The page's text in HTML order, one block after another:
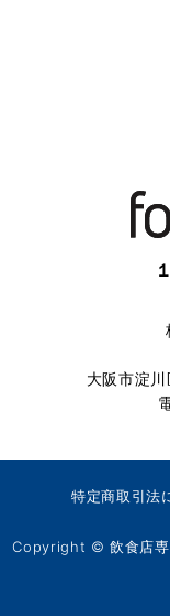
大阪市淀
特定商取引法
Copyright ©飲食店